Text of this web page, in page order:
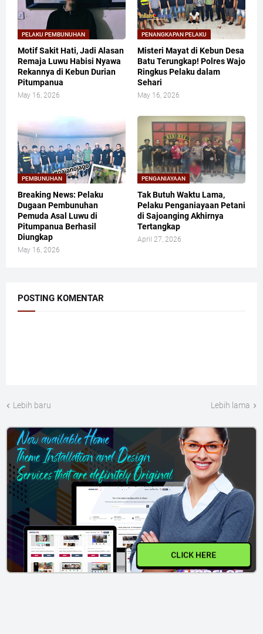
PELAKU PEMBUNUHAN
Motif Sakit Hati, Jadi Alasan
Remaja Luwu Habisi Nyawa
Rekannya di Kebun Durian
Pitumpanua
May 16, 2026
PENANGKAPAN PELAKU
Misteri Mayat di Kebun Desa
Batu Terungkap! Polres Wajo
Ringkus Pelaku dalam
Sehari
May 16, 2026
PEMBUNUHAN
Breaking News: Pelaku
Dugaan Pembunuhan
Pemuda Asal Luwu di
Pitumpanua Berhasil
Diungkap
May 16, 2026
PENGANIAYAAN
Tak Butuh Waktu Lama,
Pelaku Penganiayaan Petani
di Sajoanging Akhirnya
Tertangkap
April 27, 2026
POSTING KOMENTAR
Lebih baru Lebih lama
CLICK HERE